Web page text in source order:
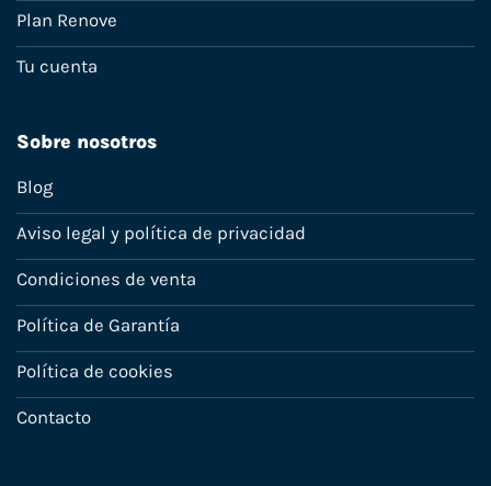
Plan Renove
Tu cuenta
Sobre nosotros
Blog
Aviso legal y política de privacidad
Condiciones de venta
Política de Garantía
Política de cookies
Contacto